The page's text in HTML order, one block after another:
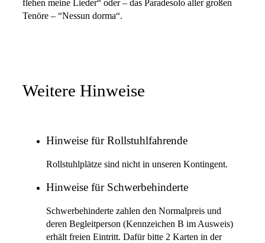
flehen meine Lieder“ oder – das Paradesolo aller großen
Tenöre – “Nessun dorma“.
Weitere Hinweise
Hinweise für Rollstuhlfahrende
Rollstuhlplätze sind nicht in unseren Kontingent.
Hinweise für Schwerbehinderte
Schwerbehinderte zahlen den Normalpreis und
deren Begleitperson (Kennzeichen B im Ausweis)
erhält freien Eintritt. Dafür bitte 2 Karten in der